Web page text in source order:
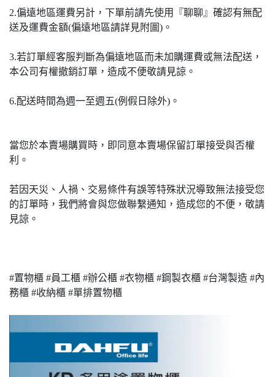
2.偏遠地區運費另計，下單前請先使用『聊聊』確認有無配
送及運費金額(偏遠地區請詳見附圖)。
3.若訂單經客服判斷為偏遠地區而未加購運費或無法配送，
本公司有權撤銷訂單，造成不便敬請見諒。
6.配送時間為週一至週五(例假日除外)。
當您於本賣場購買時，即同意本賣場保留訂單接受與否權
利。
若因天災、人禍、交易條件有誤等特殊狀況導致無法接受您
的訂單時，我們將會與您做聯繫通知，造成您的不便，敬請
見諒。
#置物櫃 #員工櫃 #辦公櫃 #衣物櫃 #鋼製衣櫃 #台灣製造 #內
務櫃 #收納櫃 #單排置物櫃